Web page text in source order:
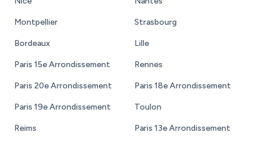
Montpellier Strasbourg
Bordeaux Lille
Paris 15e Arrondissement Rennes
Paris 20e Arrondissement Paris 18e Arrondissement
Paris 19e Arrondissement Toulon
Reims Paris 13e Arrondissement